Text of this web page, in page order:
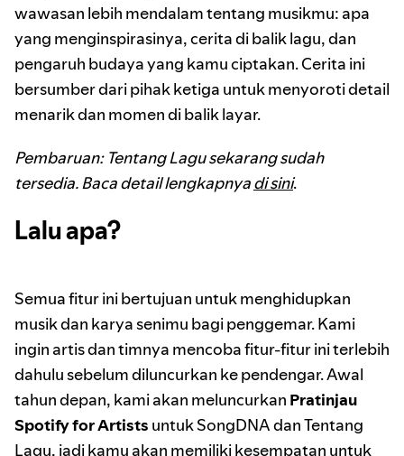
wawasan lebih mendalam tentang musikmu: apa
yang menginspirasinya, cerita di balik lagu, dan
pengaruh budaya yang kamu ciptakan. Cerita ini
bersumber dari pihak ketiga untuk menyoroti detail
menarik dan momen di balik layar.
Pembaruan: Tentang Lagu sekarang sudah
tersedia. Baca detail lengkapnyadi sini.
Lalu apa?
Semua fitur ini bertujuan untuk menghidupkan
musik dan karya senimu bagi penggemar. Kami
ingin artis dan timnya mencoba fitur-fitur ini terlebih
dahulu sebelum diluncurkan ke pendengar. Awal
tahun depan, kami akan meluncurkan Pratinjau
Spotify for Artists untuk SongDNA dan Tentang
Lagu, jadi kamu akan memiliki kesempatan untuk